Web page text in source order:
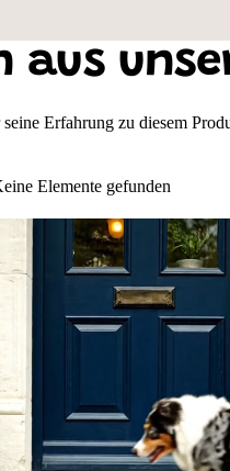
aus
seine Erfahrung zu diesem
Elemente gefunden